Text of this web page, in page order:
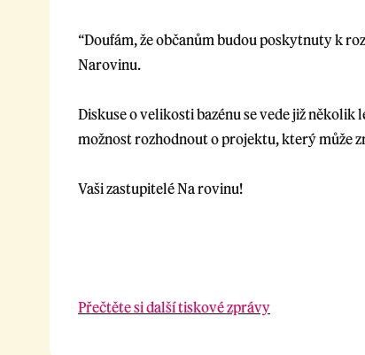
“Doufám, že občanům budou poskytnuty k
Narovinu.
Diskuse o velikosti bazénu se vede již
možnost rozhodnout o projektu, který může
Vaši zastupitelé Na rovinu!
Přečtěte si další tiskové zprávy